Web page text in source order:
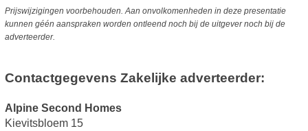
Prijswijzigingen voorbehouden. Aan onvolkomenheden in deze presentatie
kunnen géén aanspraken worden ontleend noch bij de uitgever noch bij de
adverteerder.
Contactgegevens Zakelijke adverteerder:
Alpine Second Homes
Kievitsbloem 15